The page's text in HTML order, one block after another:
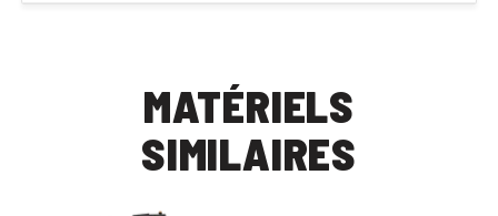
MATÉRIELS
SIMILAIRES